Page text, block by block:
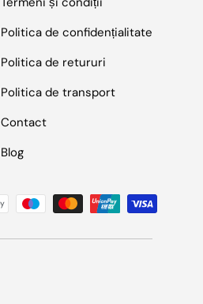
Politica de confidențialitate
Politica de retururi
Politica de transport
Contact
Blog